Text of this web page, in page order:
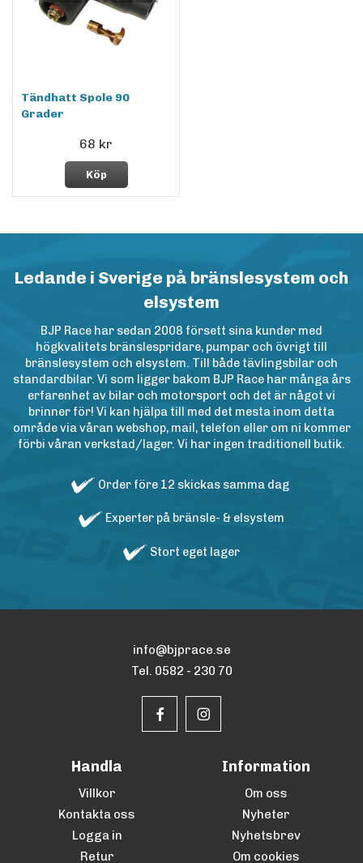
Tändhatt Spole 90
Grader
68 kr
Köp
Ledande i Sverige på bränslesystem och
elsystem
BJP Race har sedan 2008 försett sina kunder med
högkvalitets bränslespridare, pumpar och övrigt till
bränslesystem och elsystem. Till både tävlingsbilar och
standardbilar. Vi som ligger bakom BJP Race har många års
erfarenhet av bilar och motorsport och det är något vi
brinner för! Vi kan hjälpa till med det mesta inom detta
område via våran webshop, mail, telefon eller om ni kommer
förbi våran verkstad/lager. Vi har ingen traditionell butik.
Order före 12 skickas samma dag
Experter på bränsle- & elsystem
Stort eget lager
info@bjprace.se
Tel. 0582 - 230 70
Handla
Villkor
Kontakta oss
Logga in
Retur
Information
Om oss
Nyheter
Nyhetsbrev
Om cookies